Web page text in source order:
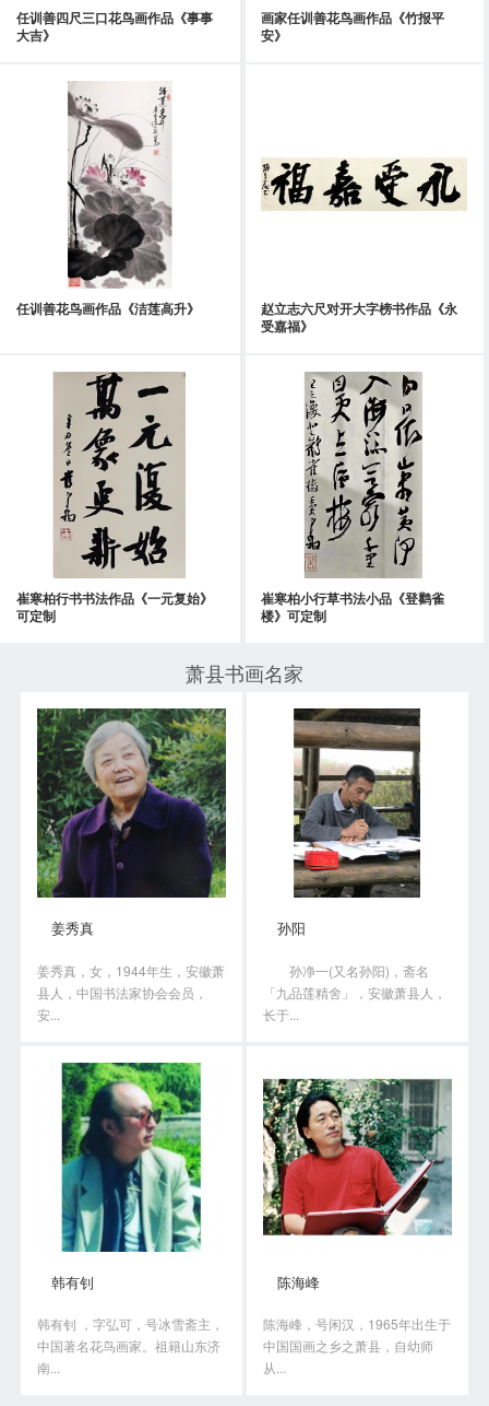
任训善四尺三口花鸟画作品《事事
大吉》
画家任训善花鸟画作品《竹报平
安》
任训善花鸟画作品《洁莲高升》
赵立志六尺对开大字榜书作品《永
受嘉福》
崔寒柏行书书法作品《一元复始》
可定制
崔寒柏小行草书法小品《登鹳雀
楼》可定制
萧县书画名家
姜秀真
姜秀真，女，1944年生，安徽萧
县人，中国书法家协会会员，
安...
孙阳
孙净一(又名孙阳)，斋名
「九品莲精舍」，安徽萧县人，
长于...
韩有钊
韩有钊 ，字弘可，号冰雪斋主，
中国著名花鸟画家。祖籍山东济
南...
陈海峰
陈海峰，号闲汉，1965年出生于
中国国画之乡之萧县，自幼师
从...